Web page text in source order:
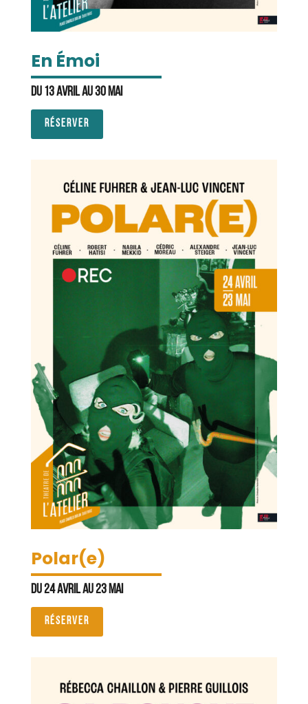
En Émoi
Du 13 avril au 30 mai
RÉSERVER
Polar(e)
Du 24 avril au 23 mai
RÉSERVER